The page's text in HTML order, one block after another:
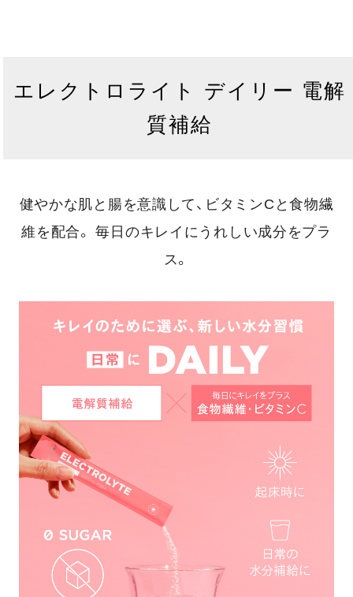
エレクトロライト デイリー 電解
質補給
健やかな肌と腸を意識して、ビタミンCと食物繊
維を配合。 毎日のキレイにうれしい成分をプラ
ス。